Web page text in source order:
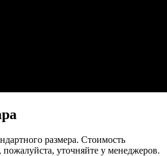
размера. Стоимость
уточняйте у менеджеров.